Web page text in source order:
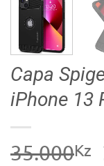
Capa
iPhone 13
35.000Kz